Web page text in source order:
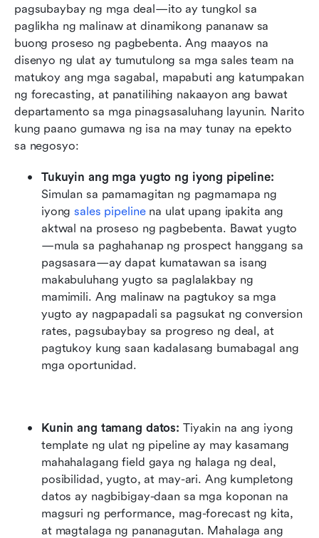
pagsubaybay ng mga deal—ito ay tungkol sa
paglikha ng malinaw at dinamikong pananaw sa
buong proseso ng pagbebenta. Ang maayos na
disenyo ng ulat ay tumutulong sa mga sales team na
matukoy ang mga sagabal, mapabuti ang katumpakan
ng forecasting, at panatilihing nakaayon ang bawat
departamento sa mga pinagsasaluhang layunin. Narito
kung paano gumawa ng isa na may tunay na epekto
sa negosyo:
Simulan sa pamamagitan ng pagmamapa ng
iyong sales pipeline na ulat upang ipakita ang
aktwal na proseso ng pagbebenta. Bawat yugto
—mula sa paghahanap ng prospect hanggang sa
pagsasara—ay dapat kumatawan sa isang
makabuluhang yugto sa paglalakbay ng
mamimili. Ang malinaw na pagtukoy sa mga
yugto ay nagpapadali sa pagsukat ng conversion
rates, pagsubaybay sa progreso ng deal, at
pagtukoy kung saan kadalasang bumabagal ang
mga oportunidad.
Kunin ang tamang datos: Tiyakin na ang iyong
template ng ulat ng pipeline ay may kasamang
mahahalagang field gaya ng halaga ng deal,
posibilidad, yugto, at may-ari. Ang kumpletong
datos ay nagbibigay-daan sa mga koponan na
magsuri ng performance, mag-forecast ng kita,
at magtalaga ng pananagutan. Mahalaga ang